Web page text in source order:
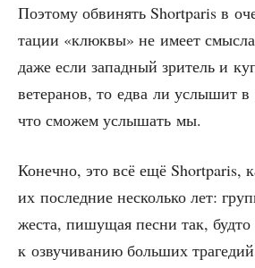
Поэто­му обви­нять Shortparis в
та­ции «клюк­вы» не име­ет
даже если запад­ный зри­тель и
вете­ра­нов, то едва ли услы­шит в
что смо­жем услы­шать мы.
Конеч­но, это всё ещё
их послед­ние несколь­ко лет:
жеста, пишу­щая пес­ни так,
к озву­чи­ва­нию боль­ших